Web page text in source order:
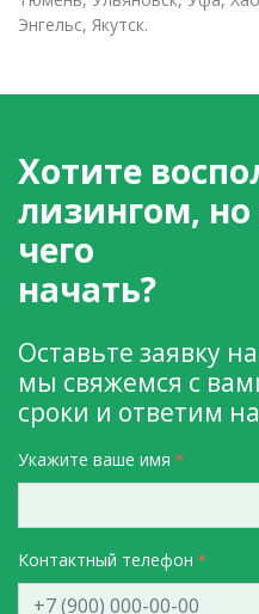
Энгельс, Якутск.
Хотите
лизингом, но
чего
начать?
Оставьте заявку
мы свяжемся с
сроки и ответим
Укажите ваше имя
Контактный телефон